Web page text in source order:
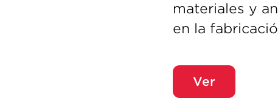
materiales y
en la
Ver